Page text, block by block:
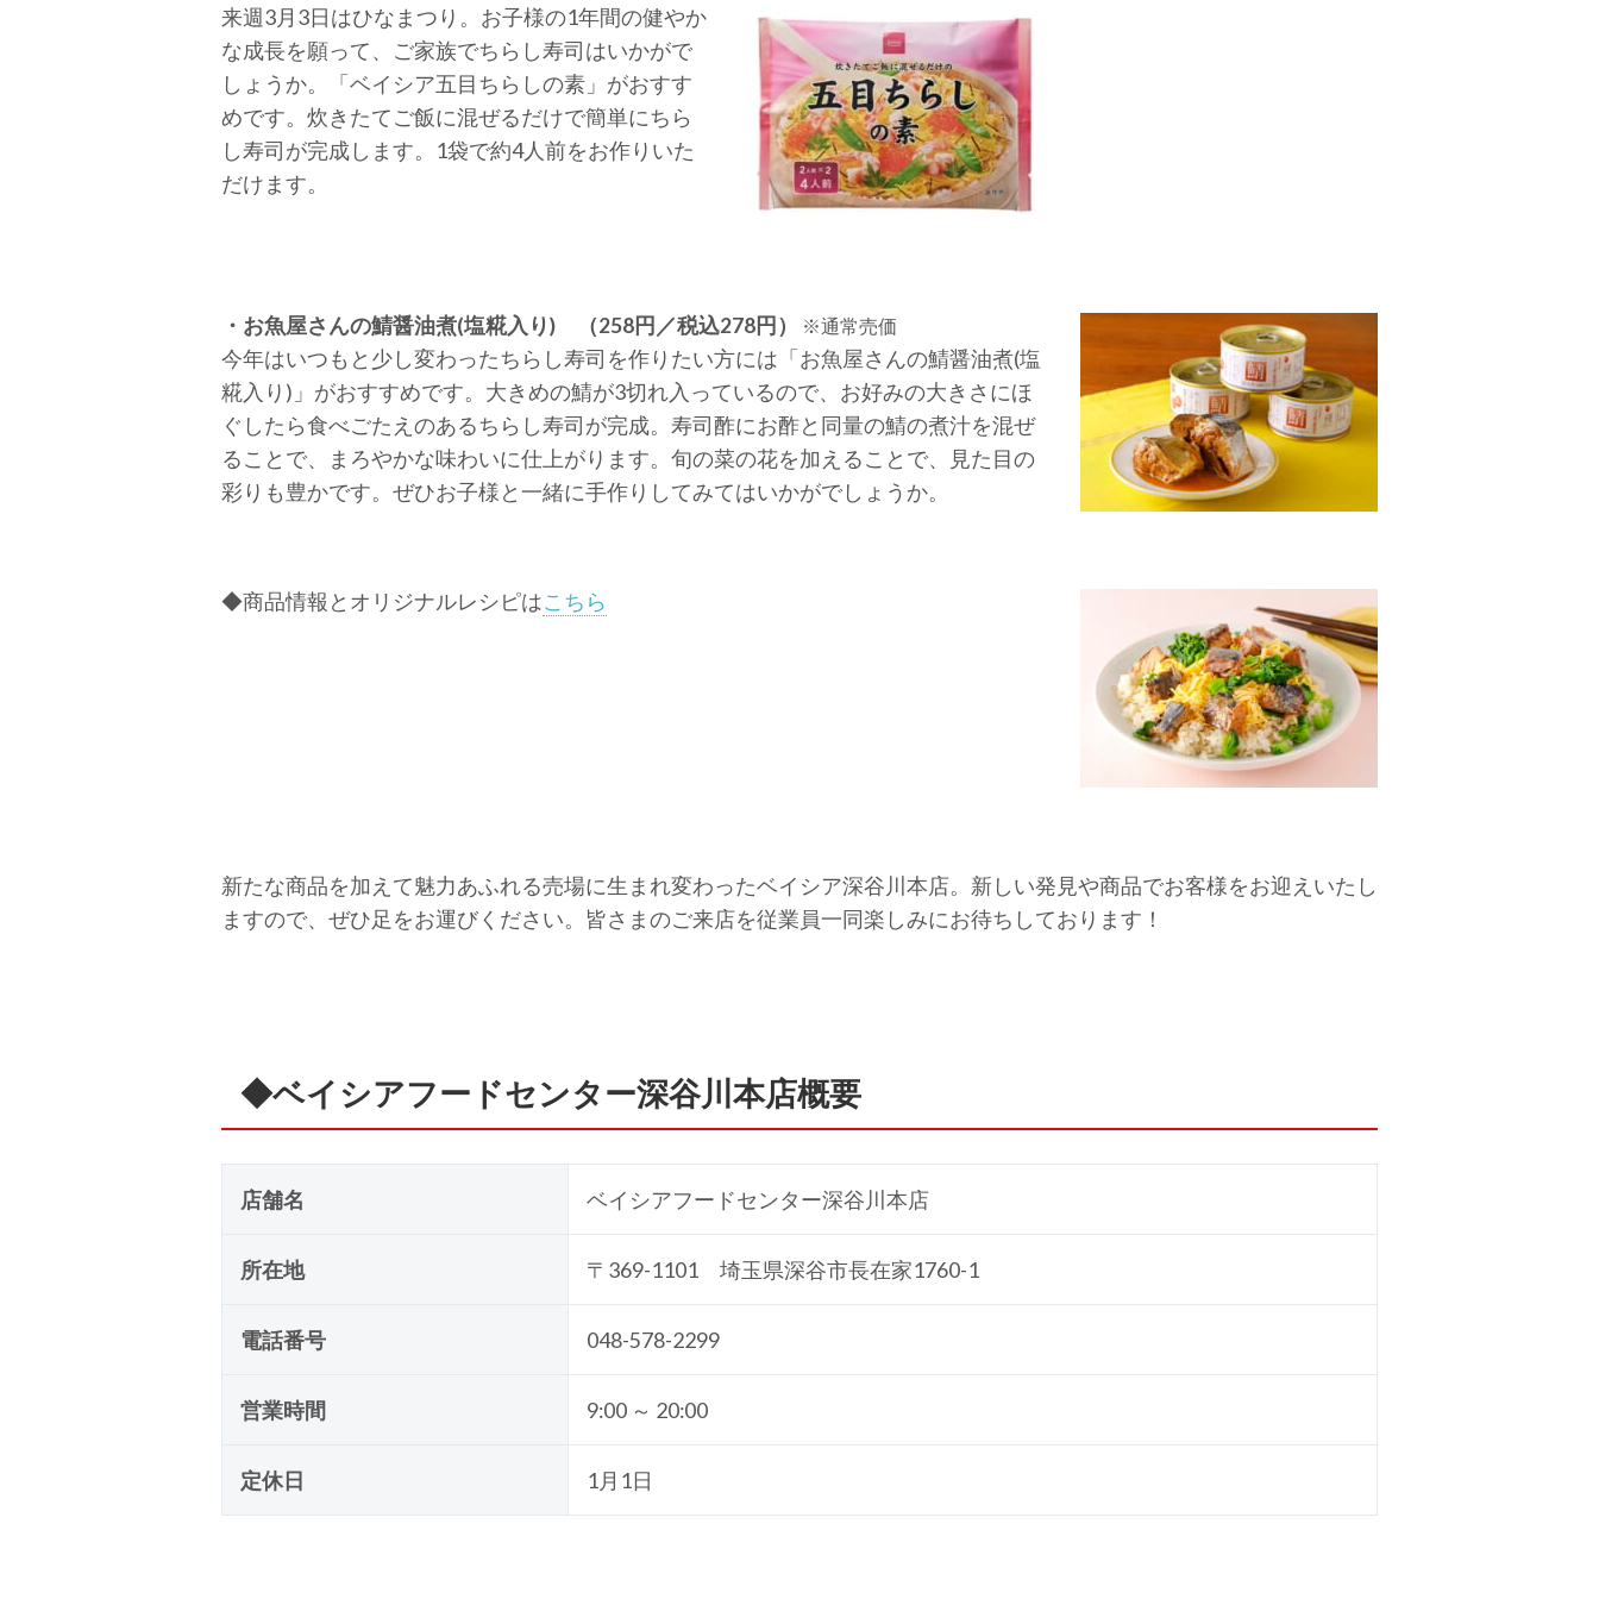
来週3月3日はひなまつり。お子様の1年間の健やか
な成長を願って、ご家族でちらし寿司はいかがで
しょうか。「ベイシア五目ちらしの素」がおすす
めです。炊きたてご飯に混ぜるだけで簡単にちら
し寿司が完成します。1袋で約4人前をお作りいた
だけます。
・お魚屋さんの鯖醤油煮(塩糀入り) （258円／税込278円） ※通常売価
今年はいつもと少し変わったちらし寿司を作りたい方には「お魚屋さんの鯖醤油煮(塩
糀入り)」がおすすめです。大きめの鯖が3切れ入っているので、お好みの大きさにほ
ぐしたら食べごたえのあるちらし寿司が完成。寿司酢にお酢と同量の鯖の煮汁を混ぜ
ることで、まろやかな味わいに仕上がります。旬の菜の花を加えることで、見た目の
彩りも豊かです。ぜひお子様と一緒に手作りしてみてはいかがでしょうか。
◆商品情報とオリジナルレシピはこちら
新たな商品を加えて魅力あふれる売場に生まれ変わったベイシア深谷川本店。新しい発見や商品でお客様をお迎えいたし
ますので、ぜひ足をお運びください。皆さまのご来店を従業員一同楽しみにお待ちしております！
◆ベイシアフードセンター深谷川本店概要
店舗名 ベイシアフードセンター深谷川本店
所在地 〒369-1101 埼玉県深谷市長在家1760-1
電話番号 048-578-2299
営業時間 9:00 ～ 20:00
定休日 1月1日